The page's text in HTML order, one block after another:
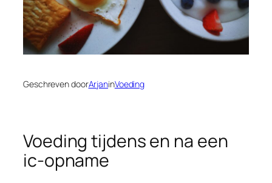
Geschreven doorArjaninVoeding
Voeding tijdens en na een
ic-opname